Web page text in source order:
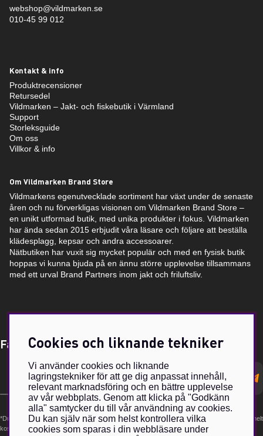
webshop@vildmarken.se
010-45 99 012
Kontakt & info
Produktrecensioner
Retursedel
Vildmarken – Jakt- och fiskebutik i Värmland
Support
Storleksguide
Om oss
Villkor & info
Om Vildmarken Brand Store
Vildmarkens egenutvecklade sortiment har växt under de senaste
åren och nu förverkligas visionen om Vildmarken Brand Store –
en unikt utformad butik, med unika produkter i fokus. Vildmarken
har ända sedan 2015 erbjudit våra läsare och följare att beställa
klädesplagg, kepsar och andra accessoarer.
Nätbutiken har vuxit sig mycket populär och med en fysisk butik
hoppas vi kunna bjuda på en ännu större upplevelse tillsammans
med ett urval Brand Partners inom jakt och friluftsliv.
Få Magasin Vildmarken direkt till din e-post!*
postadress
*Du kan även få erbjudanden och nyheter från samarbetspartners. Din prenumeration är helt
kostnadsfri och kan avslutas när som helst.
Cookies och liknande tekniker
Vi använder cookies och liknande
lagringstekniker för att ge dig anpassat innehåll,
relevant marknadsföring och en bättre upplevelse
av vår webbplats. Genom att klicka på "Godkänn
alla" samtycker du till vår användning av cookies.
Du kan själv när som helst kontrollera vilka
cookies som sparas i din webbläsare under